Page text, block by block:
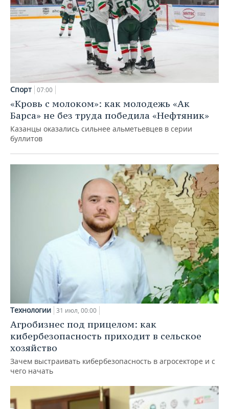
Спорт 07:00
«Кровь с молоком»: как молодежь «Ак
Барса» не без труда победила «Нефтяник»
Казанцы оказались сильнее альметьевцев в серии
буллитов
Технологии 31 июл, 00:00
Агробизнес под прицелом: как
кибербезопасность приходит в сельское
хозяйство
Зачем выстраивать кибербезопасность в агросекторе и с
чего начать